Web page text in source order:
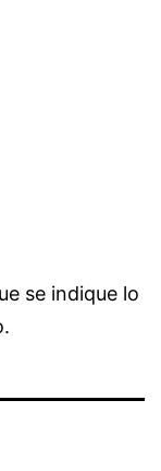
se indique lo